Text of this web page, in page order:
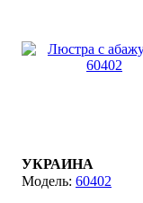
УКРАИНА
60402